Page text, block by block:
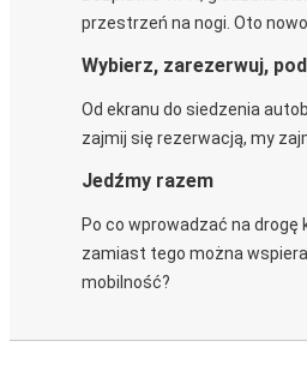
przestrzeń na nogi. Oto
Wybierz, zarezerwuj,
Od ekranu do siedzenia
zajmij się rezerwacją, my
Jedźmy razem
Po co wprowadzać na drogę
zamiast tego można
mobilność?